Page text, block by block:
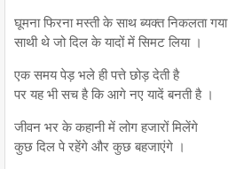
घूमना फिरना मस्ती के साथ ब्यक्त निकलता गया
साथी थे जो दिल के यादों में सिमट लिया ।
एक समय पेड़ भले ही पत्ते छोड़ देती है
पर यह भी सच है कि आगे नए यादें बनती है ।
जीवन भर के कहानी में लोग हजारों मिलेंगे
कुछ दिल पे रहेंगे और कुछ बहजाएंगे ।